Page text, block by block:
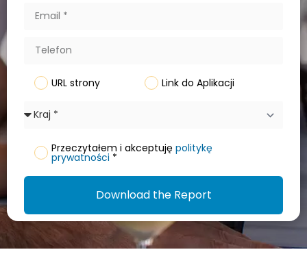
URL strony Link do Aplikacji
Przeczytałem i akceptuję politykę
prywatności *
Download the Report